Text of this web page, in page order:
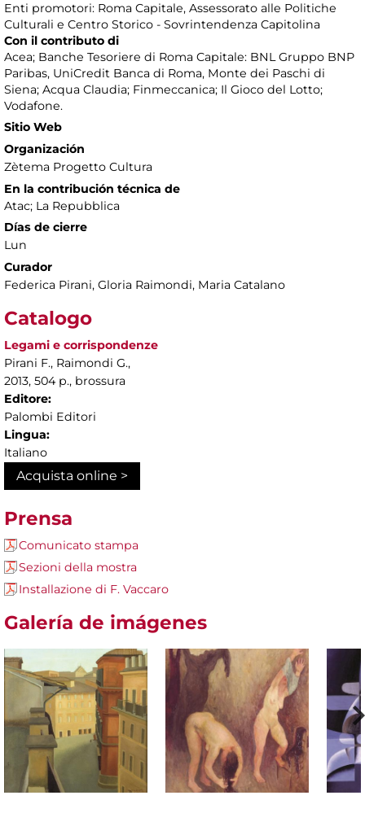
Enti promotori: Roma Capitale, Assessorato alle Politiche
Culturali e Centro Storico - Sovrintendenza Capitolina
Con il contributo di
Acea; Banche Tesoriere di Roma Capitale: BNL Gruppo BNP
Paribas, UniCredit Banca di Roma, Monte dei Paschi di
Siena; Acqua Claudia; Finmeccanica; Il Gioco del Lotto;
Vodafone.
Sitio Web
Organización
Zètema Progetto Cultura
En la contribución técnica de
Atac; La Repubblica
Días de cierre
Lun
Curador
Federica Pirani, Gloria Raimondi, Maria Catalano
Catalogo
Legami e corrispondenze
Pirani F., Raimondi G.,
2013, 504 p., brossura
Editore:
Palombi Editori
Lingua:
Italiano
Acquista online >
Prensa
Comunicato stampa
Sezioni della mostra
Installazione di F. Vaccaro
Galería de imágenes